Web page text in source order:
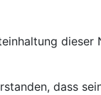
dass